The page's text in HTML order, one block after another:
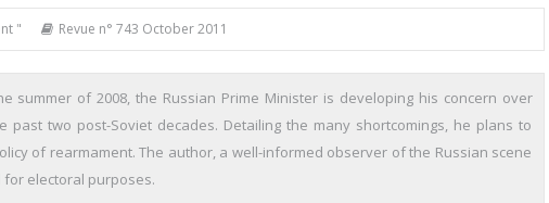
" Revue n° 743 October 2011
summer of 2008, the Russian Prime Minister is developing his concern over
two post-Soviet decades. Detailing the many shortcomings, he plans to
of rearmament. The author, a well-informed observer of the Russian scene
for electoral purposes.